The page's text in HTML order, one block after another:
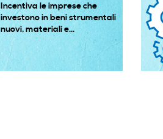
Incentiva le imprese che
investono in beni strumentali
nuovi, materiali e...